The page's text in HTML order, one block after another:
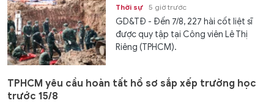
Thời sự 5 giờ trước
GD&TĐ - Đến 7/8, 227 hài cốt liệt sĩ
được quy tập tại Công viên Lê Thị
Riêng (TPHCM).
TPHCM yêu cầu hoàn tất hồ sơ sắp xếp trường học
trước 15/8